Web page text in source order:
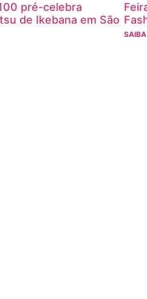
pré-celebra
de Ikebana em São